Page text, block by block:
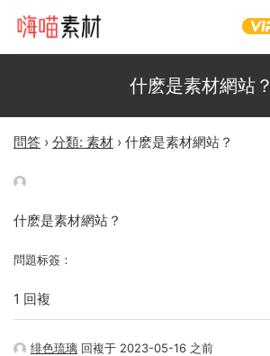
什麽是素材網站？
問答 › 分類: 素材 › 什麽是素材網站？
什麽是素材網站？
問題标簽：
1 回複
绯色琉璃 回複于 2023-05-16 之前